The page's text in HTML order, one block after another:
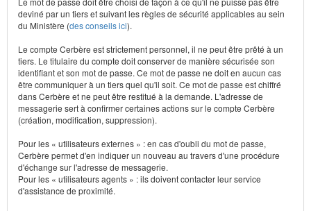
deviné par un tiers et suivant les règles de sécurité applicables au sein
du Ministère (des conseils ici).
Le compte Cerbère est strictement personnel, il ne peut être prêté à un
tiers. Le titulaire du compte doit conserver de manière sécurisée son
identifiant et son mot de passe. Ce mot de passe ne doit en aucun cas
être communiquer à un tiers quel qu'il soit. Ce mot de passe est chiffré
dans Cerbère et ne peut être restitué à la demande. L'adresse de
messagerie sert à confirmer certaines actions sur le compte Cerbère
(création, modification, suppression).
Pour les « utilisateurs externes » : en cas d'oubli du mot de passe,
Cerbère permet d'en indiquer un nouveau au travers d'une procédure
d'échange sur l'adresse de messagerie.
Pour les « utilisateurs agents » : ils doivent contacter leur service
d'assistance de proximité.